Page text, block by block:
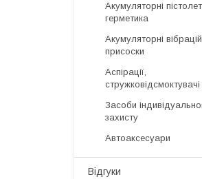
Акумуляторні
герметика
Акумуляторні
присоски
Аспірації,
стружковідсмоктувачі
Засоби
захисту
Автоаксесуари
Відгуки